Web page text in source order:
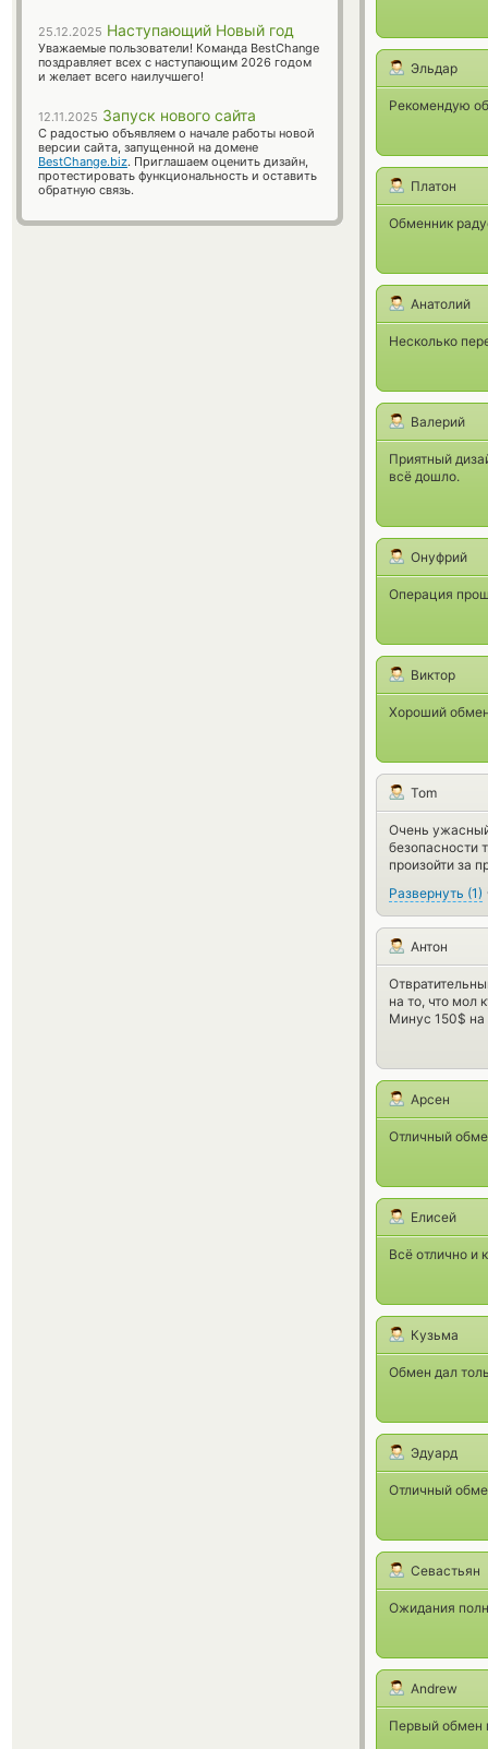
Эльдар
Рекомендую
Платон
Обменник
Анатолий
Несколько
Валерий
Приятный
всё дошло.
Онуфрий
Операция
Виктор
Хороший
Tom
Очень ужасный
безопасности
произойти за
Развернуть (1)
Антон
на то, что мол
Минус 150$ на
Арсен
Отличный
Елисей
Всё отлично и
Кузьма
Обмен дал
Эдуард
Отличный
Севастьян
Ожидания
Andrew
Первый обмен
25.12.2025 Наступающий Новый год
Уважаемые пользователи! Команда BestChange
поздравляет всех с наступающим 2026 годом
и желает всего наилучшего!
12.11.2025 Запуск нового сайта
С радостью объявляем о начале работы новой
версии сайта, запущенной на домене
BestChange.biz. Приглашаем оценить дизайн,
протестировать функциональность и оставить
обратную связь.